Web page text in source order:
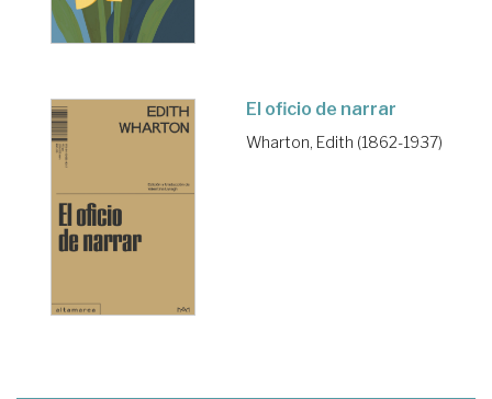
El oficio de narrar
Wharton, Edith (1862-1937)